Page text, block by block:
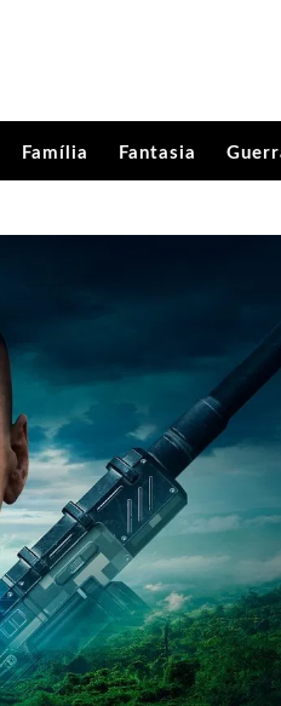
Família Fantasia